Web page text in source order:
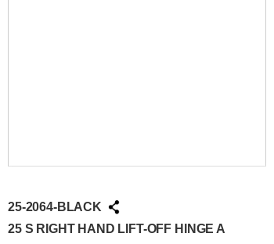
25-2064-BLACK
25 S RIGHT HAND LIFT-OFF HINGE A